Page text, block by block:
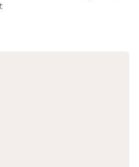
Brutus. This property offers
parking.